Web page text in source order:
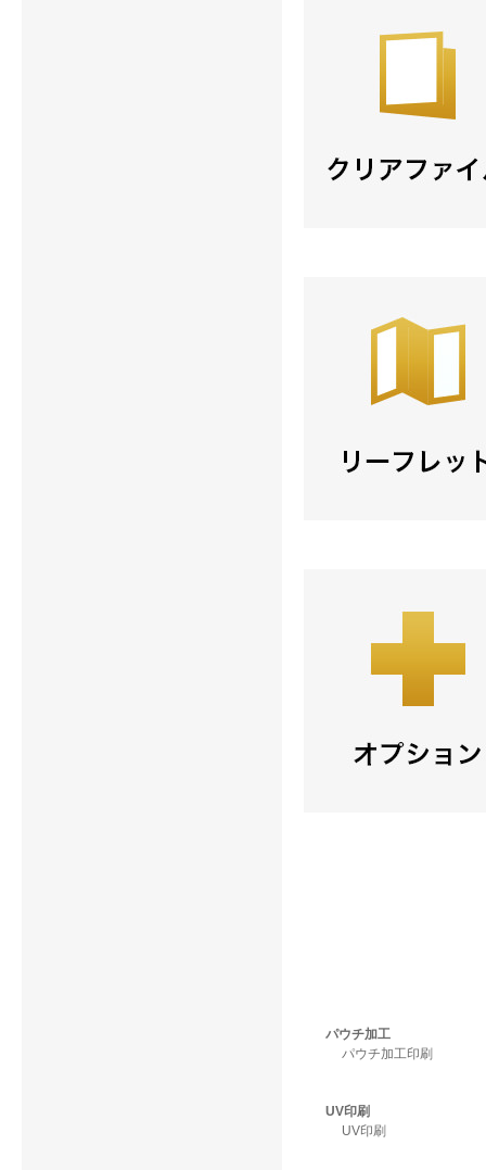
パウチ加工
パウチ加工印刷
UV印刷
UV印刷